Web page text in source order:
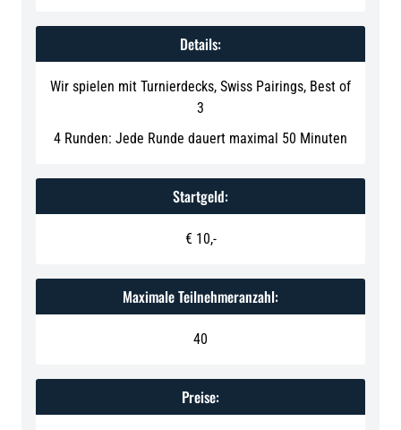
Details:
Wir spielen mit Turnierdecks, Swiss Pairings, Best of
3
4 Runden: Jede Runde dauert maximal 50 Minuten
Startgeld:
€ 10,-
Maximale Teilnehmeranzahl:
40
Preise: